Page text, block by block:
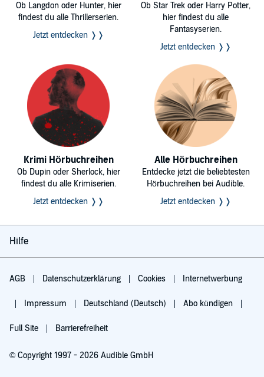
Ob Langdon oder Hunter, hier
findest du alle Thrillerserien.
Jetzt entdecken ❭❭
Ob Star Trek oder Harry Potter,
hier findest du alle
Fantasyserien.
Jetzt entdecken ❭❭
Krimi Hörbuchreihen
Ob Dupin oder Sherlock, hier
findest du alle Krimiserien.
Jetzt entdecken ❭❭
Alle Hörbuchreihen
Entdecke jetzt die beliebtesten
Hörbuchreihen bei Audible.
Jetzt entdecken ❭❭
Hilfe
AGB Datenschutzerklärung Cookies Internetwerbung
Impressum Deutschland (Deutsch) Abo kündigen
Full Site Barrierefreiheit
© Copyright 1997 - 2026 Audible GmbH